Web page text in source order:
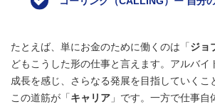
たとえば、単にお金のために働くのは「ジョ
どもこうした形の仕事と言えます。アルバイ
成長を感じ、さらなる発展を目指していくこ
この道筋が「キャリア 」です。一方で仕事